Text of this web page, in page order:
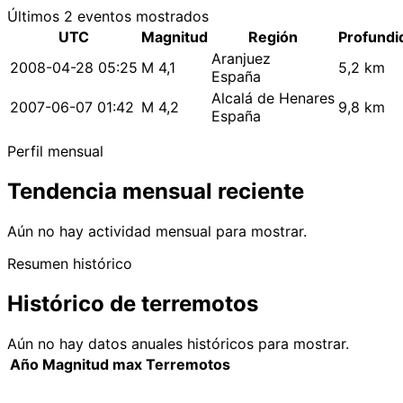
Últimos 2 eventos mostrados
UTC
Magnitud Región
2008-04-28 05:25 M 4,1
Aranjuez
España
5,2 km
2007-06-07 01:42 M 4,2
Alcalá de Henares
España
9,8 km
Perfil mensual
Tendencia mensual reciente
Aún no hay actividad mensual para mostrar.
Resumen histórico
Histórico de terremotos
Aún no hay datos anuales históricos para mostrar.
Año Magnitud max Terremotos